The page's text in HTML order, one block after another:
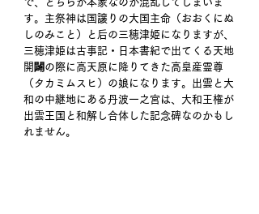
で、どちらが本家なのか混乱してしまいま
す。主祭神は国譲りの大国主命（おおくにぬ
しのみこと）と后の三穂津姫になりますが、
三穂津姫は古事記・日本書紀で出てくる天地
開闢の際に高天原に降りてきた高皇産霊尊
（タカミムスヒ）の娘になります。出雲と大
和の中継地にある丹波一之宮は、大和王権が
出雲王国と和解し合体した記念碑なのかもし
れません。